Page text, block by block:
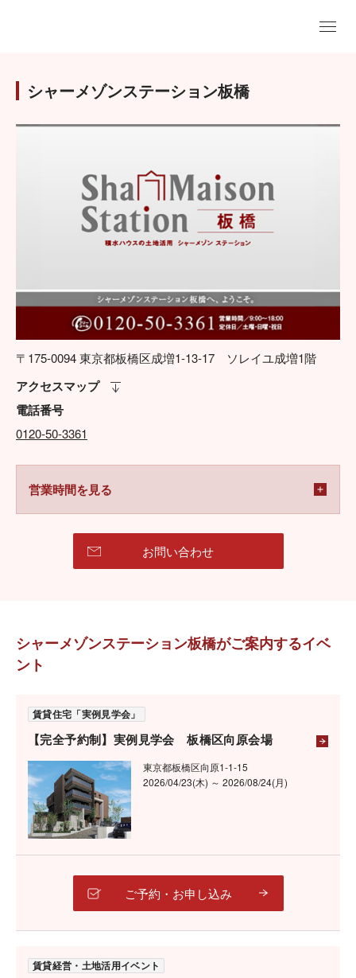
シャーメゾンステーション板橋
〒175-0094 東京都板橋区成増1-13-17 ソレイユ成増1階
アクセスマップ
電話番号
0120-50-3361
営業時間を見る
お問い合わせ
シャーメゾンステーション板橋がご案内するイベ
ント
【完全予約制】実例見学会 板橋区向原会場
賃貸住宅「実例見学会」
東京都板橋区向原1-1-15
2026/04/23(木) ～ 2026/08/24(月)
ご予約・お申し込み
賃貸経営・土地活用イベント